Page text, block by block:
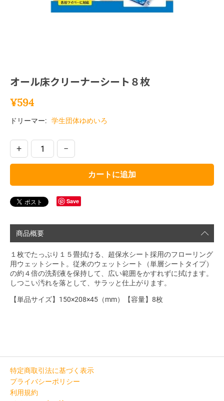
オール床クリーナーシート８枚
¥594
ドリーマー: 学生団体ゆめいろ
+ −
カートに追加
Save
商品概要
１枚でたっぷり１５畳拭ける、超保水シート採用のフローリング
用ウェットシート。従来のウェットシート（単層シートタイプ）
の約４倍の洗剤液を保持して、広い範囲をかすれずに拭けます。
しつこい汚れを落として、サラッと仕上がります。
【単品サイズ】150×208×45（mm）【容量】8枚
特定商取引法に基づく表示
プライバシーポリシー
利用規約